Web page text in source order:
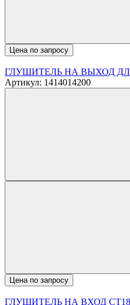
Цена по запросу
ГЛУШИТЕЛЬ НА ВЫХОД ДЛЯ
Артикул: 1414014200
Цена по запросу
ГЛУШИТЕЛЬ НА ВХОД